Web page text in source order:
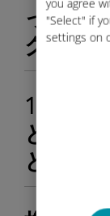
you agree
"Select" if
settings on
ってロ
クされ
1つの端
とeSIM
とは可